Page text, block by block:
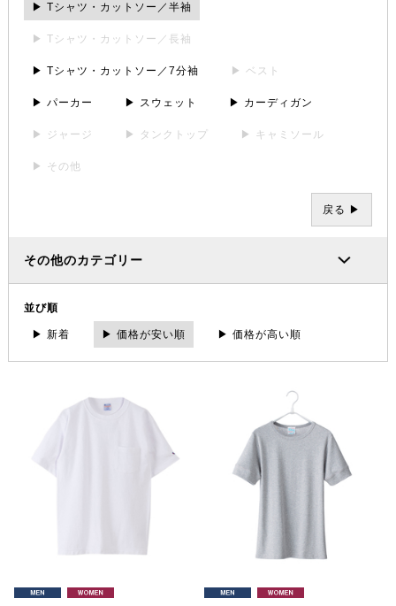
▶ Tシャツ・カットソー／半袖
▶ Tシャツ・カットソー／長袖
▶ Tシャツ・カットソー／7分袖 ▶ ベスト
▶ パーカー ▶ スウェット ▶ カーディガン
▶ ジャージ ▶ タンクトップ ▶ キャミソール
▶ その他
戻る ▶
その他のカテゴリー
並び順
▶ 新着 ▶ 価格が安い順 ▶ 価格が高い順